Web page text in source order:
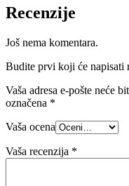
Recenzije
Još nema komentara.
Budite prvi koji će
Vaša adresa e-pošte neće
označena *
Vaša ocena
Vaša recenzija *